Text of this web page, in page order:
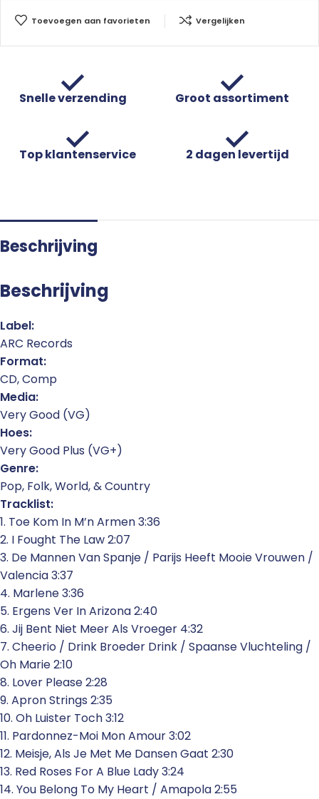
Toevoegen aan favorieten Vergelijken
Snelle verzending Groot assortiment
Top klantenservice 2 dagen levertijd
Beschrijving
Beschrijving
Label:
ARC Records
Format:
CD, Comp
Media:
Very Good (VG)
Hoes:
Very Good Plus (VG+)
Genre:
Pop, Folk, World, & Country
Tracklist:
1. Toe Kom In M’n Armen 3:36
2. I Fought The Law 2:07
3. De Mannen Van Spanje / Parijs Heeft Mooie Vrouwen /
Valencia 3:37
4. Marlene 3:36
5. Ergens Ver In Arizona 2:40
6. Jij Bent Niet Meer Als Vroeger 4:32
7. Cheerio / Drink Broeder Drink / Spaanse Vluchteling /
Oh Marie 2:10
8. Lover Please 2:28
9. Apron Strings 2:35
10. Oh Luister Toch 3:12
11. Pardonnez-Moi Mon Amour 3:02
12. Meisje, Als Je Met Me Dansen Gaat 2:30
13. Red Roses For A Blue Lady 3:24
14. You Belong To My Heart / Amapola 2:55